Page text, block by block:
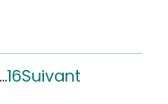
…16Suivant